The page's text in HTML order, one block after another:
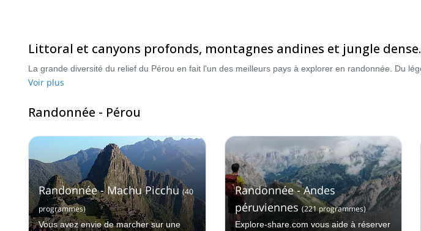
Littoral et canyons profonds, montagnes andines et jungle dense.
Voir plus
Randonnée - Pérou
Randonnée - Machu Picchu (40
programmes)
Vous avez envie de marcher sur une
Randonnée - Andes
péruviennes (221programmes)
Explore-share.com vous aide à réserver